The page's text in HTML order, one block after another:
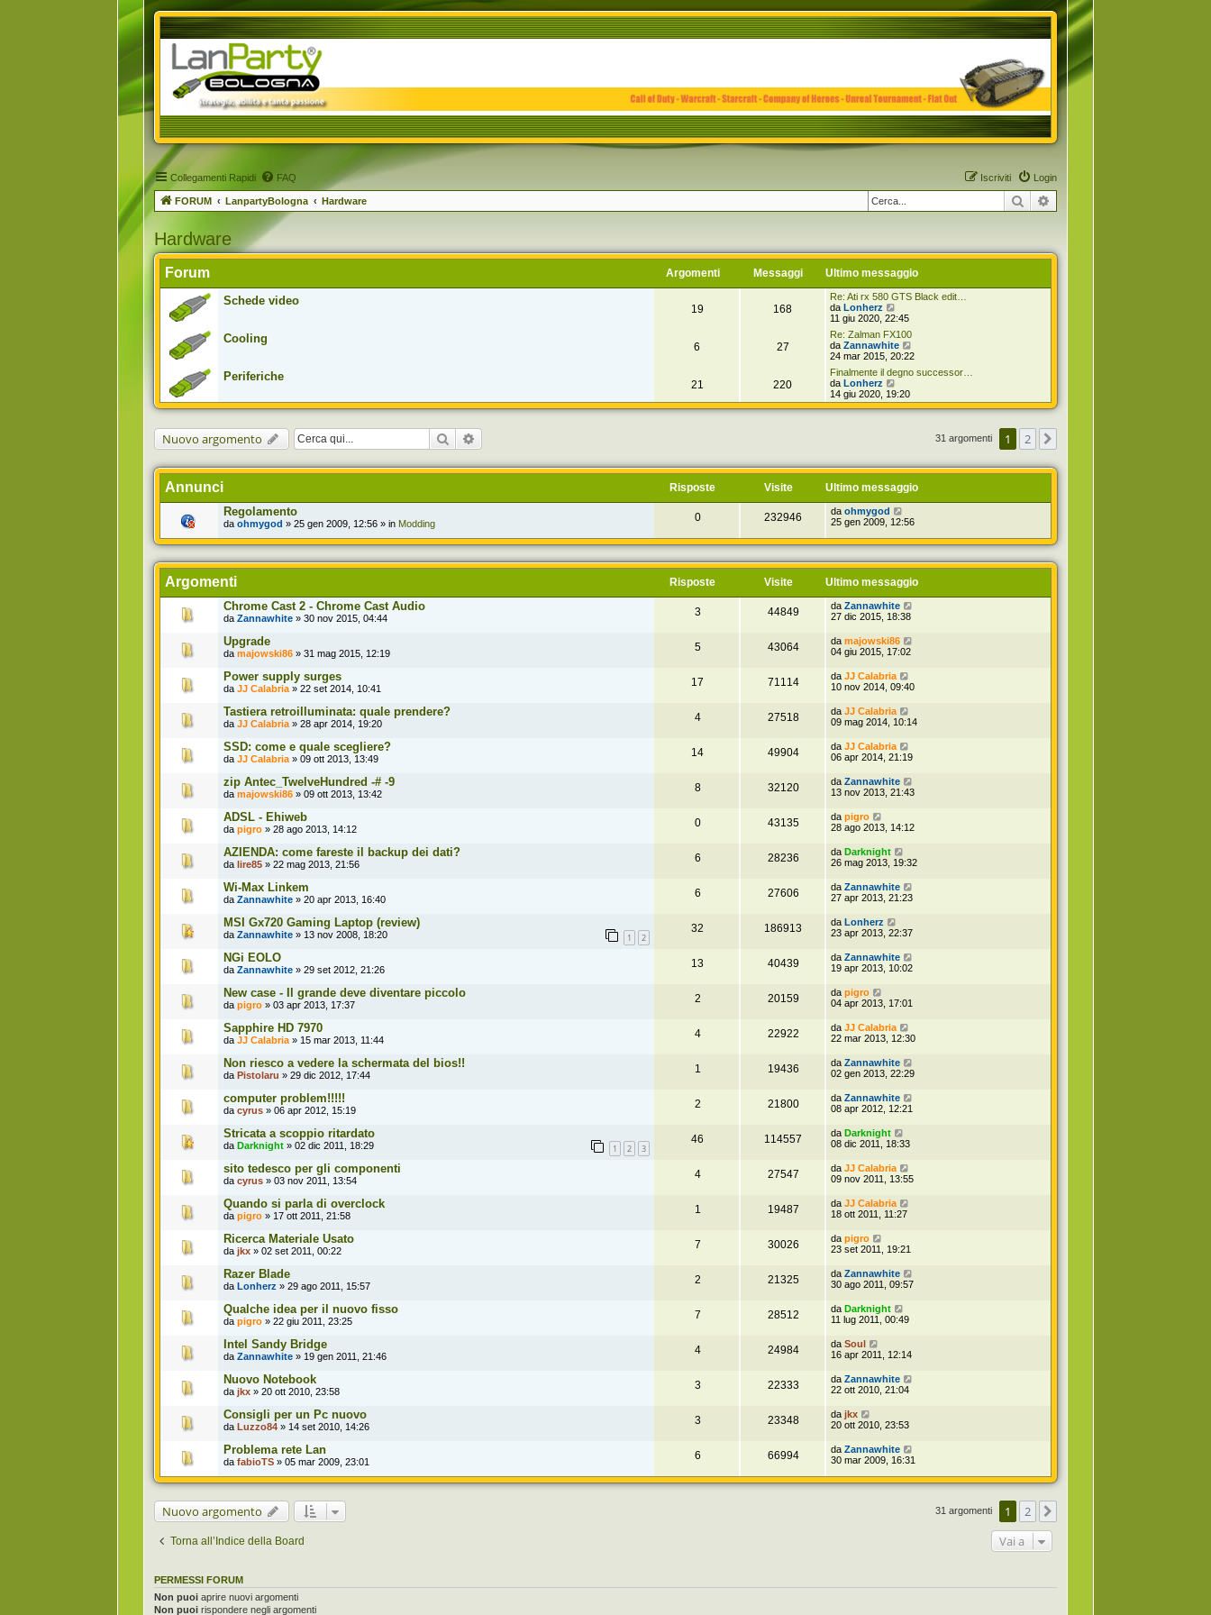
Collegamenti Rapidi FAQ Login
Iscriviti
FORUM LanpartyBologna Hardware Cerca
Hardware
Forum Argomenti Messaggi Ultimo messaggio
Schede video
19 168
Re: Ati rx 580 GTS Black edit…
da Lonherz
e
i
u
l
t
m
o
m
g
i
o
11 giu 2020, 22:45
Cooling
6 27
Re: Zalman FX100
da Zannawhite
e
i
t
e
s
s
g
g
i
o
24 mar 2015, 20:22
Periferiche
21 220
Finalmente il degno successor…
da Lonherz
e
d
i
m
m
e
s
s
g
i
14 giu 2020, 19:20
Nuovo argomento Cerca 31 argomenti 1 2
Annunci Risposte Visite Ultimo messaggio
Regolamento
da ohmygod » 25 gen 2009, 12:56 » in Modding 0 232946 da ohmygod
25 gen 2009, 12:56
Argomenti Risposte Visite Ultimo messaggio
Chrome Cast 2 - Chrome Cast Audio
da Zannawhite » 30 nov 2015, 04:44 3 44849 da Zannawhite
27 dic 2015, 18:38
Upgrade
da majowski86 » 31 mag 2015, 12:19 5 43064 da majowski86
04 giu 2015, 17:02
Power supply surges
da JJ Calabria » 22 set 2014, 10:41 17 71114 da JJ Calabria
10 nov 2014, 09:40
Tastiera retroilluminata: quale prendere?
da JJ Calabria » 28 apr 2014, 19:20 4 27518 da JJ Calabria
09 mag 2014, 10:14
SSD: come e quale scegliere?
da JJ Calabria » 09 ott 2013, 13:49 14 49904 da JJ Calabria
06 apr 2014, 21:19
zip Antec_TwelveHundred -# -9
da majowski86 » 09 ott 2013, 13:42 8 32120 da Zannawhite
13 nov 2013, 21:43
ADSL - Ehiweb
da pigro » 28 ago 2013, 14:12 0 43135 da pigro
28 ago 2013, 14:12
AZIENDA: come fareste il backup dei dati?
da lire85 » 22 mag 2013, 21:56 6 28236 da Darknight
26 mag 2013, 19:32
Wi-Max Linkem
da Zannawhite » 20 apr 2013, 16:40 6 27606 da Zannawhite
27 apr 2013, 21:23
MSI Gx720 Gaming Laptop (review)
da Zannawhite » 13 nov 2008, 18:20 1 2
32 186913 da Lonherz
23 apr 2013, 22:37
NGi EOLO
da Zannawhite » 29 set 2012, 21:26 13 40439 da Zannawhite
19 apr 2013, 10:02
New case - Il grande deve diventare piccolo
da pigro » 03 apr 2013, 17:37 2 20159 da pigro
04 apr 2013, 17:01
Sapphire HD 7970
da JJ Calabria » 15 mar 2013, 11:44 4 22922 da JJ Calabria
22 mar 2013, 12:30
Non riesco a vedere la schermata del bios!!
da Pistolaru » 29 dic 2012, 17:44 1 19436 da Zannawhite
02 gen 2013, 22:29
computer problem!!!!!
da cyrus » 06 apr 2012, 15:19 2 21800 da Zannawhite
08 apr 2012, 12:21
Stricata a scoppio ritardato
da Darknight » 02 dic 2011, 18:29 1 2 3
46 114557 da Darknight
08 dic 2011, 18:33
sito tedesco per gli componenti
da cyrus » 03 nov 2011, 13:54 4 27547 da JJ Calabria
09 nov 2011, 13:55
Quando si parla di overclock
da pigro » 17 ott 2011, 21:58 1 19487 da JJ Calabria
18 ott 2011, 11:27
Ricerca Materiale Usato
da jkx » 02 set 2011, 00:22 7 30026 da pigro
23 set 2011, 19:21
Razer Blade
da Lonherz » 29 ago 2011, 15:57 2 21325 da Zannawhite
30 ago 2011, 09:57
Qualche idea per il nuovo fisso
da pigro » 22 giu 2011, 23:25 7 28512 da Darknight
11 lug 2011, 00:49
Intel Sandy Bridge
da Zannawhite » 19 gen 2011, 21:46 4 24984 da Soul
16 apr 2011, 12:14
Nuovo Notebook
da jkx » 20 ott 2010, 23:58 3 22333 da Zannawhite
22 ott 2010, 21:04
Consigli per un Pc nuovo
da Luzzo84 » 14 set 2010, 14:26 3 23348 da jkx
20 ott 2010, 23:53
Problema rete Lan
da fabioTS » 05 mar 2009, 23:01 6 66994 da Zannawhite
30 mar 2009, 16:31
Nuovo argomento 31 argomenti 1 2
Torna all’Indice della Board Vai a
PERMESSI FORUM
Non puoi aprire nuovi argomenti
Non puoi rispondere negli argomenti